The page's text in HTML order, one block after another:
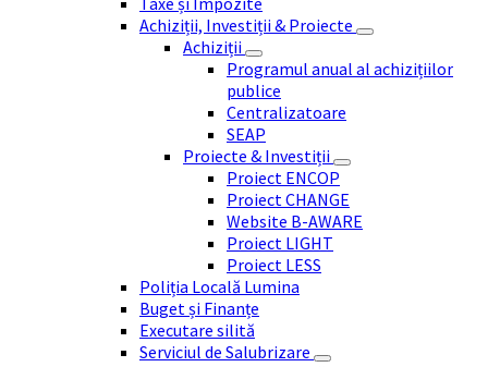
Achiziții, Investiții & Proiecte
Achiziții
Programul anual al achizițiilor
publice
Centralizatoare
SEAP
Proiecte & Investiții
Proiect ENCOP
Proiect CHANGE
Website B-AWARE
Proiect LIGHT
Proiect LESS
Poliția Locală Lumina
Buget și Finanțe
Executare silită
Serviciul de Salubrizare